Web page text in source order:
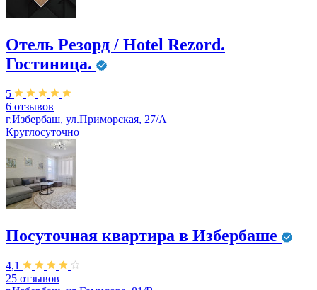
Отель Резорд / Hotel Rezord.
Гостиница.
5
6 отзывов
г.Избербаш, ул.Приморская, 27/А
Круглосуточно
Посуточная квартира в Избербаше
4,1
25 отзывов